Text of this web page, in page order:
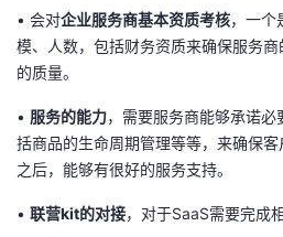
• 会对企业服务商基本资质考核，一个
模、人数，包括财务资质来确保服务
的质量。
• 服务的能力，需要服务商能够承诺
括商品的生命周期管理等等，来确保
之后，能够有很好的服务支持。
• 联营kit的对接，对于SaaS需要完成